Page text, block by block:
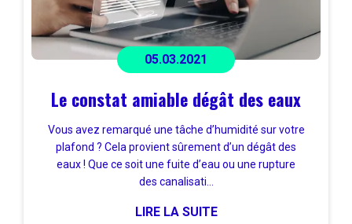
05.03.2021
Le constat amiable dégât des eaux
Vous avez remarqué une tâche d’humidité sur votre
plafond ? Cela provient sûrement d’un dégât des
eaux ! Que ce soit une fuite d’eau ou une rupture
des canalisati...
LIRE LA SUITE